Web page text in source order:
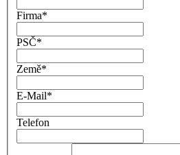
Firma*
PSČ*
Země*
E-Mail*
Telefon